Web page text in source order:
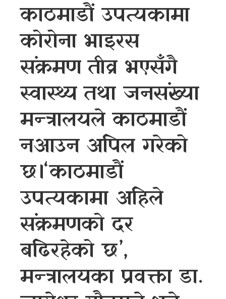
काठमाडौं उपत्यकामा
कोरोना भाइरस
संक्रमण तीव्र भएसँगै
स्वास्थ्य तथा जनसंख्या
मन्त्रालयले काठमाडौं
नआउन अपिल गरेको
छ।‘काठमाडौं
उपत्यकामा अहिले
संक्रमणको दर
बढिरहेको छ’,
मन्त्रालयका प्रवक्ता डा.